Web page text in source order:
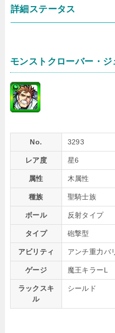
詳細ステータス
モンストクローバー・
No. 3293
レア度 星6
属性 木属性
種族 聖騎士族
ボール 反射タイプ
タイプ 砲撃型
アビリティ アンチ重力バ
ゲージ 魔王キラーL
ラックスキ
ル
シールド